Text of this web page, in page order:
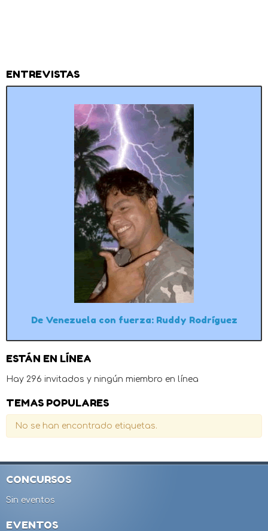
ENTREVISTAS
De Venezuela con fuerza: Ruddy Rodríguez
ESTÁN EN LÍNEA
Hay 296 invitados y ningún miembro en línea
TEMAS POPULARES
No se han encontrado etiquetas.
CONCURSOS
Sin eventos
EVENTOS